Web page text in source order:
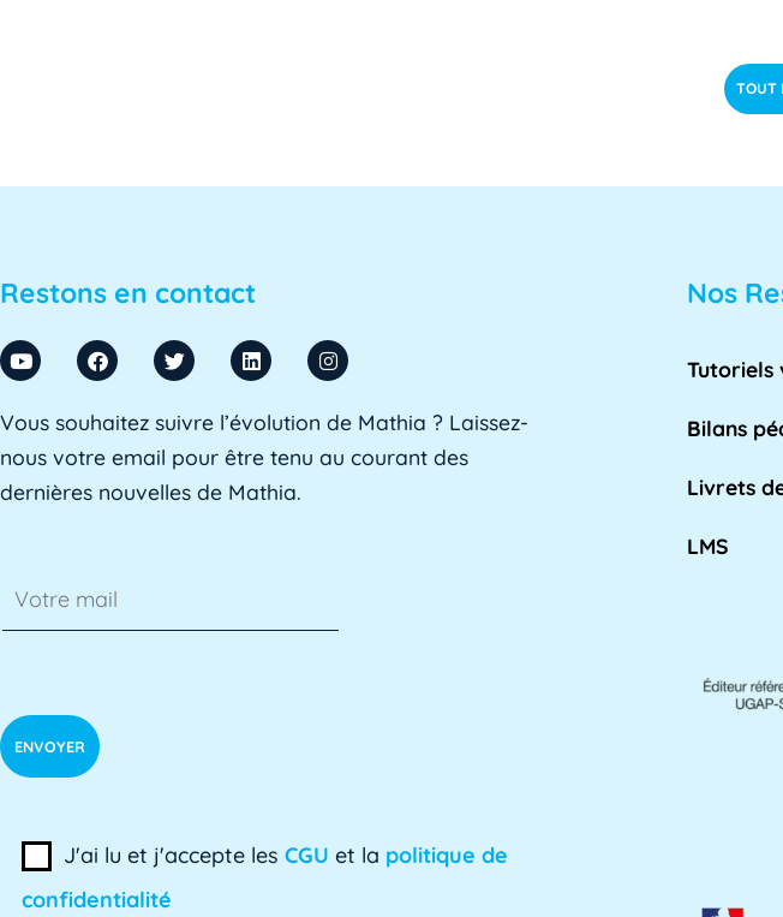
ADSI-ESR est l'acronyme de l'Association professionnelle des directeurs des
L'AE, ou Adaptation à l'emploi, est un dispositif mis en place par l'Éducation
L'Assistant d'Éducation (AED) est un personnel non-enseignant qui travaille dans
La division des affaires académiques est chargée de soutenir l'apprentissage et
TOUT
Restons en contact
Vous souhaitez suivre l’évolution de Mathia ? Laissez-
nous votre email pour être tenu au courant des
dernières nouvelles de Mathia.
J'ai lu et j'accepte les CGU et la politique de
confidentialité
Nos
Tutoriels
Bilans
Livrets
LMS